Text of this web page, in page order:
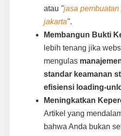
atau "jasa
jakarta".
Membangun Bukti
lebih tenang jika
mengulas
standar keamanan
efisiensi loading-
Meningkatkan
Artikel yang
bahwa Anda bukan